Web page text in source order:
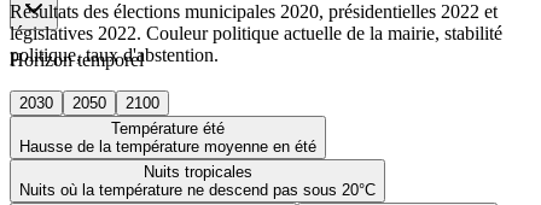
Horizon temporel
2030 2050
2100
Température été
Hausse de la température moyenne en été
Nuits tropicales
Nuits où la température ne descend pas sous 20°C
Résultats des élections municipales 2020, présidentielles 2022 et
législatives 2022. Couleur politique actuelle de la mairie, stabilité
politique, taux d'abstention.